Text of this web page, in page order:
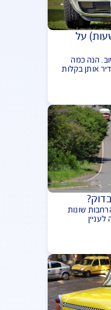
על
כמה
בקלות
מהו
שונות